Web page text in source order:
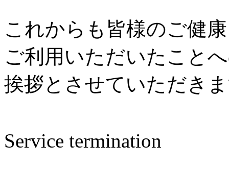
これからも皆様のご健
ご利用いただいたこと
挨拶とさせていただき
Service termination